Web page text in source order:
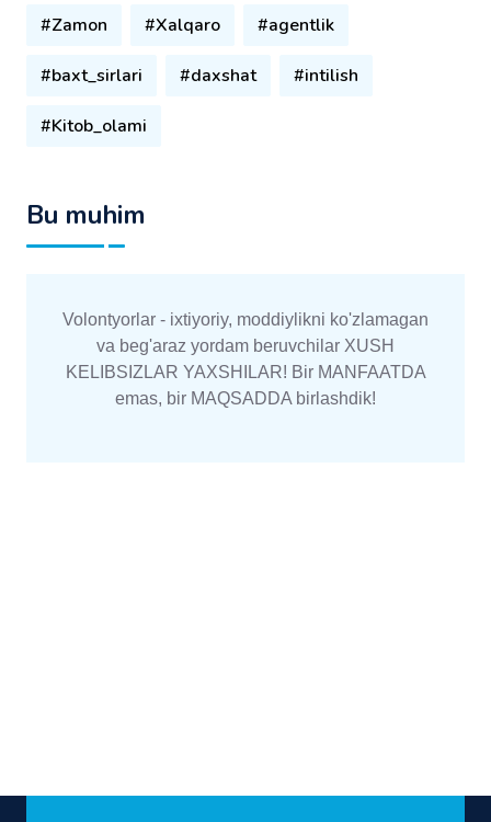
#Zamon #Xalqaro #agentlik
#baxt_sirlari #daxshat #intilish
#Kitob_olami
Bu muhim
Volontyorlar - ixtiyoriy, moddiylikni ko'zlamagan
va beg'araz yordam beruvchilar XUSH
KELIBSIZLAR YAXSHILAR! Bir MANFAATDA
emas, bir MAQSADDA birlashdik!